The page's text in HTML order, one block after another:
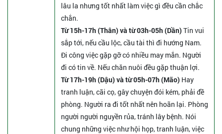
lâu la nhưng tốt nhất làm việc gì đều cần chắc
chắn.
Từ 15h-17h (Thân) và từ 03h-05h (Dần) Tin vui
sắp tới, nếu cầu lộc, cầu tài thì đi hướng Nam.
Đi công việc gặp gỡ có nhiều may mắn. Người
đi có tin về. Nếu chăn nuôi đều gặp thuận lợi.
Từ 17h-19h (Dậu) và từ 05h-07h (Mão) Hay
tranh luận, cãi cọ, gây chuyện đói kém, phải đề
phòng. Người ra đi tốt nhất nên hoãn lại. Phòng
người người nguyền rủa, tránh lây bệnh. Nói
chung những việc như hội họp, tranh luận, việc